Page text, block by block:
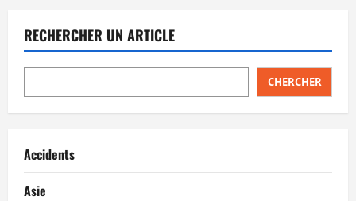
RECHERCHER UN ARTICLE
CHERCHER
Accidents
Asie